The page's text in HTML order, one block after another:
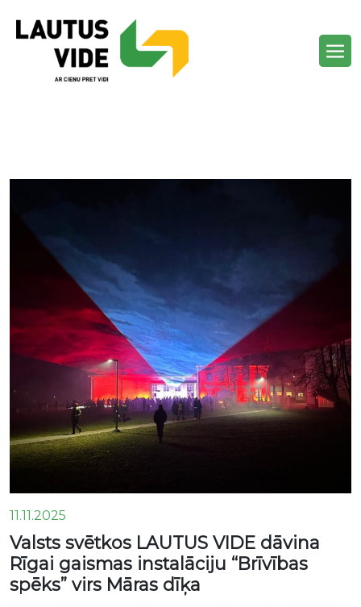
11.11.2025
Valsts svētkos LAUTUS VIDE dāvina
Rīgai gaismas instalāciju “Brīvības
spēks” virs Māras dīķa